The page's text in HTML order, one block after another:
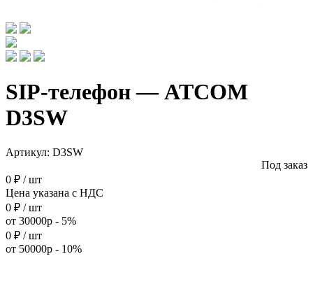
SIP-телефон — ATCOM
D3SW
Артикул: D3SW
Под заказ
0 ₽ / шт
Цена указана с НДС
0 ₽ / шт
от 30000р - 5%
0 ₽ / шт
от 50000р - 10%